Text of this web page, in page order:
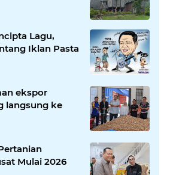
Lagu,
Iklan Pasta
ekspor
langsung ke
Mulai 2026